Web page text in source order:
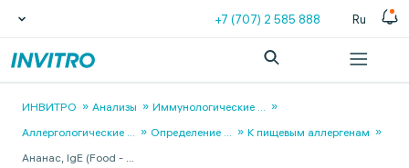
+7 (707) 2 585 888 Ru
ИНВИТРО Анализы Иммунологические ...
Аллергологические ... Определение ...
К пищевым аллергенам
Ананас, IgE (Food - ...